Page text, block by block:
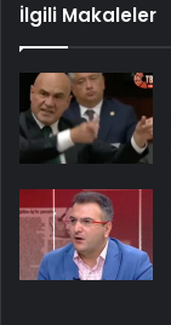
İlgili Makaleler